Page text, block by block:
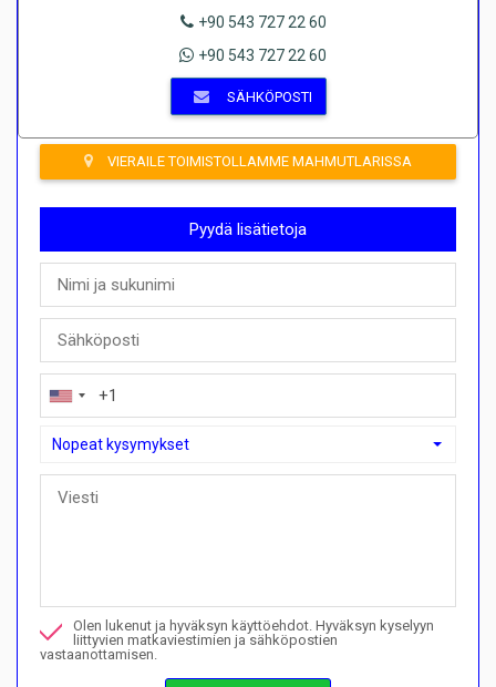
+90 543 727 22 60
+90 543 727 22 60
SÄHKÖPOSTI
VIERAILE TOIMISTOLLAMME MAHMUTLARISSA
Pyydä lisätietoja
Nopeat kysymykset
Nopeat kysymykset
Haluan varata katselun
Olen lukenut ja hyväksyn käyttöehdot. Hyväksyn kyselyyn
liittyvien matkaviestimien ja sähköpostien
vastaanottamisen.